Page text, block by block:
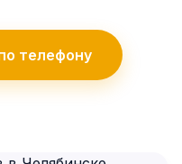
телефону